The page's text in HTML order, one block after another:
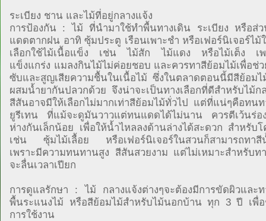
ระเบียง ชาน และไม้ที่อยู่กลางแจ้ง
การป้องกัน : ไม้ ที่นำมาใช้ทำพื้นทางเดิน ระเบียง หรือส่ว
แดดตากฝน อาทิ ซุ้มประตู เรือนเพาะชำ หรือเฟอร์นิเจอร์ไม้
เลือกใช้ไม้เนื้อแข็ง เช่น ไม้สัก ไม้แดง หรือไม้เต็ง เพ
แข็งแกร่ง แมลงกินไม้ไม่ค่อยชอบ และควรทาสีย้อมไม้เพื่อช่
ซับและสูญเสียความชื้นในเนื้อไม้ ซึ่งในตลาดตอนนี้มีสีย้อม
ผสมน้ำยากันปลวกด้วย จึงน่าจะเป็นทางเลือกที่ดีสำหรับไม้ก
สีสันอาจมีให้เลือกไม่มากเท่าสีย้อมไม้ทั่วไป แต่ที่แน่ๆคือทน
ยูรีเทน ที่แม้จะดูมันวาวแต่ทนแดดได้ไม่นาน ควรตีเว้นร่อง
ห่างกันเล็กน้อย เพื่อให้น้ำไหลลงด้านล่างได้สะดวก สำหรับโ
เช่น ซุ้มไม้เลื้อย หรือเฟอร์นิเจอร์ในสวนก็สามารถทาสี
เพราะมีความทนทานสูง สีสันสวยงาม แต่ไม่เหมาะสำหรับท
จะลื่นเวลาเปียก
การดูแลรักษา : ไม้ กลางแจ้งต่างๆจะต้องมีการขัดผิวและ
พื้นระแนงไม้ หรือสีย้อมไม้สำหรับไม้นอกบ้าน ทุก 3 ปี เพื่อ
การใช้งาน